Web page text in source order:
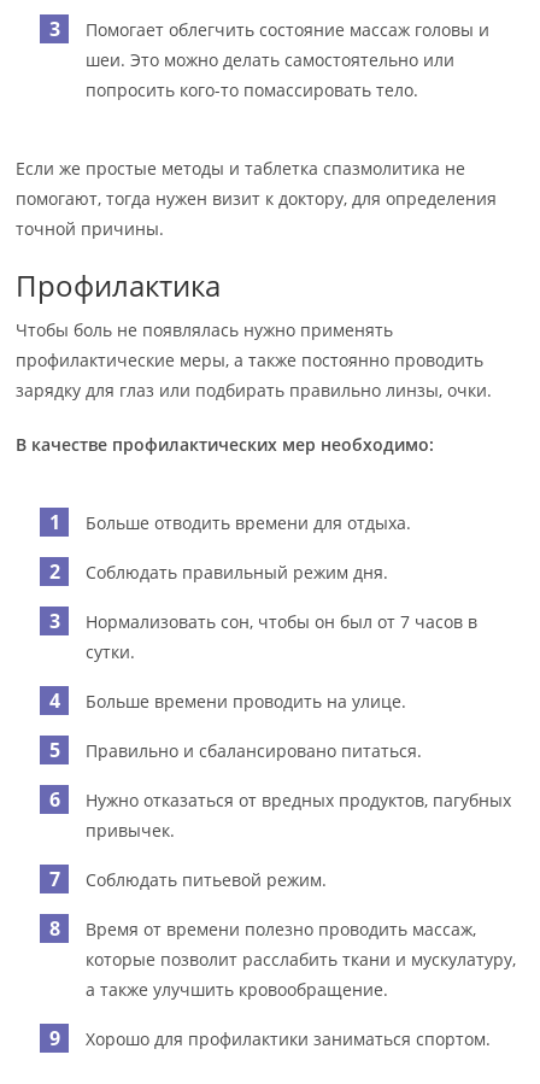
Помогает облегчить состояние массаж головы и
шеи. Это можно делать самостоятельно или
попросить кого-то помассировать тело.
Если же простые методы и таблетка спазмолитика не
помогают, тогда нужен визит к доктору, для определения
точной причины.
Профилактика
Чтобы боль не появлялась нужно применять
профилактические меры, а также постоянно проводить
зарядку для глаз или подбирать правильно линзы, очки.
В качестве профилактических мер необходимо:
Больше отводить времени для отдыха.
Соблюдать правильный режим дня.
Нормализовать сон, чтобы он был от 7 часов в
сутки.
Больше времени проводить на улице.
Правильно и сбалансировано питаться.
Нужно отказаться от вредных продуктов, пагубных
привычек.
Соблюдать питьевой режим.
Время от времени полезно проводить массаж,
которые позволит расслабить ткани и мускулатуру,
а также улучшить кровообращение.
Хорошо для профилактики заниматься спортом.